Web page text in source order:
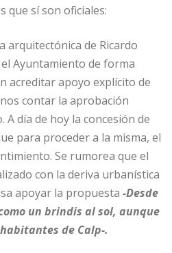
que sí son oficiales:
arquitectónica de Ricardo
Ayuntamiento de forma
acreditar apoyo explícito de
contar la aprobación
día de hoy la concesión de
para proceder a la misma, el
Se rumorea que el
con la deriva urbanística
apoyar la propuesta -Desde
un brindis al sol, aunque
de Calp-.